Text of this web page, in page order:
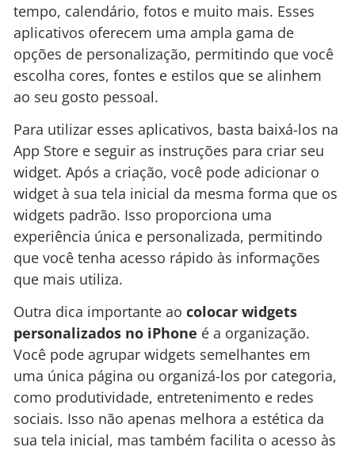
tempo, calendário, fotos e muito mais. Esses
aplicativos oferecem uma ampla gama de
opções de personalização, permitindo que você
escolha cores, fontes e estilos que se alinhem
ao seu gosto pessoal.
Para utilizar esses aplicativos, basta baixá-los na
App Store e seguir as instruções para criar seu
widget. Após a criação, você pode adicionar o
widget à sua tela inicial da mesma forma que os
widgets padrão. Isso proporciona uma
experiência única e personalizada, permitindo
que você tenha acesso rápido às informações
que mais utiliza.
Outra dica importante ao colocar widgets
personalizados no iPhone é a organização.
Você pode agrupar widgets semelhantes em
uma única página ou organizá-los por categoria,
como produtividade, entretenimento e redes
sociais. Isso não apenas melhora a estética da
sua tela inicial, mas também facilita o acesso às